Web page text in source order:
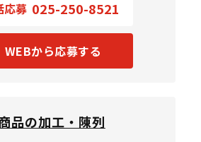
応募 025-250-8521
WEBから応募する
品の加工・陳列